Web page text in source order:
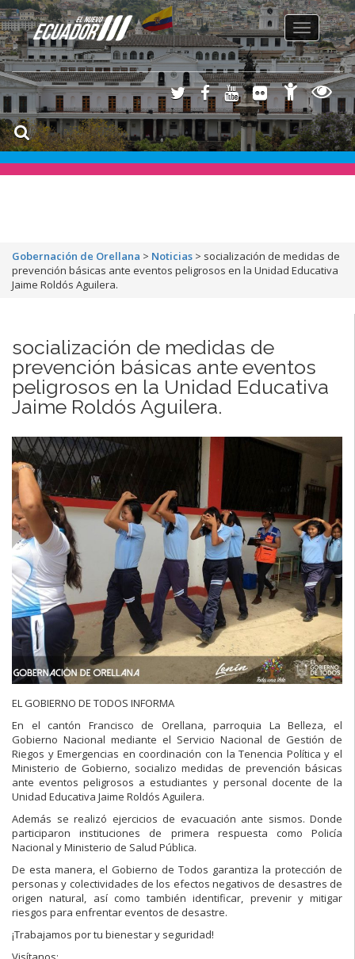
Toggle
navigation
Gobernación de Orellana > Noticias > socialización de medidas de
prevención básicas ante eventos peligrosos en la Unidad Educativa
Jaime Roldós Aguilera.
socialización de medidas de
prevención básicas ante eventos
peligrosos en la Unidad Educativa
Jaime Roldós Aguilera.
EL GOBIERNO DE TODOS INFORMA
En el cantón Francisco de Orellana, parroquia La Belleza, el
Gobierno Nacional mediante el Servicio Nacional de Gestión de
Riegos y Emergencias en coordinación con la Tenencia Política y el
Ministerio de Gobierno, socializo medidas de prevención básicas
ante eventos peligrosos a estudiantes y personal docente de la
Unidad Educativa Jaime Roldós Aguilera.
Además se realizó ejercicios de evacuación ante sismos. Donde
participaron instituciones de primera respuesta como Policía
Nacional y Ministerio de Salud Pública.
De esta manera, el Gobierno de Todos garantiza la protección de
personas y colectividades de los efectos negativos de desastres de
origen natural, así como también identificar, prevenir y mitigar
riesgos para enfrentar eventos de desastre.
¡Trabajamos por tu bienestar y seguridad!